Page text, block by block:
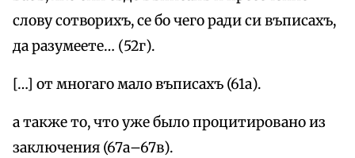
слову сотворихъ, се бо чего ради си въписахъ,
да разумеете… (52г).
[…] от многаго мало въписахъ (61а).
а также то, что уже было процитировано из
заключения (67а–67в).